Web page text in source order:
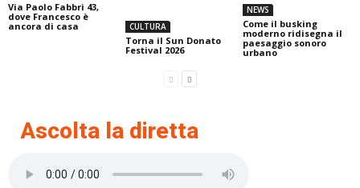
Via Paolo Fabbri 43,
dove Francesco è
ancora di casa
CULTURA
Torna il Sun Donato
Festival 2026
NEWS
Come il busking
moderno ridisegna il
paesaggio sonoro
urbano
Ascolta la diretta